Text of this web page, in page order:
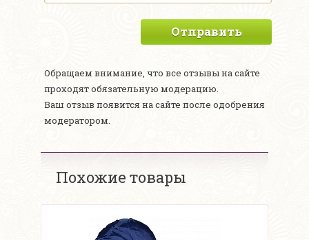
Отправить
Обращаем внимание, что все отзывы на сайте
проходят обязательную модерацию.
Ваш отзыв появится на сайте после одобрения
модератором.
Похожие товары